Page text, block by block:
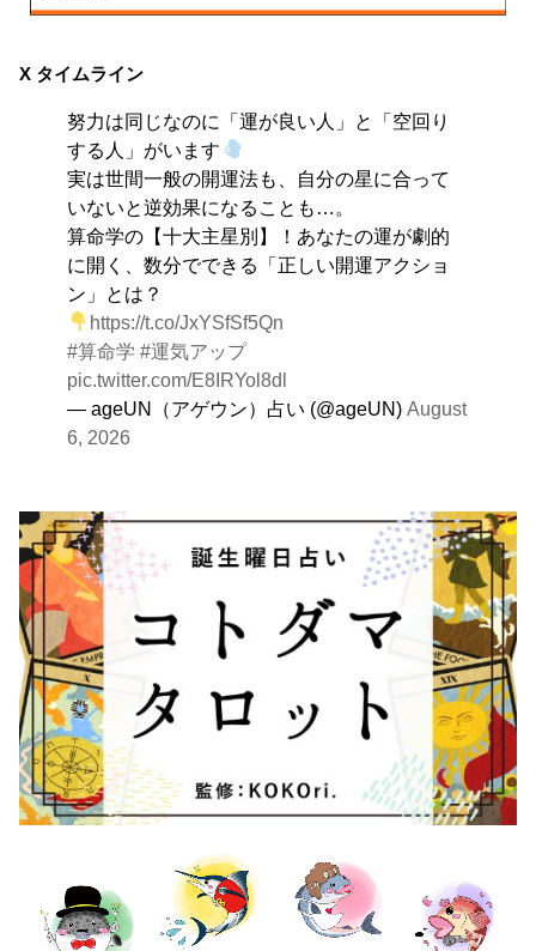
興味のある分野で、熟練を志す日。なんとなくではな
す。
X タイムライン
努力は同じなのに「運が良い人」と「空回り
する人」がいます
実は世間一般の開運法も、自分の星に合って
いないと逆効果になることも…。
算命学の【十大主星別】！あなたの運が劇的
に開く、数分でできる「正しい開運アクショ
ン」とは？
https://t.co/JxYSfSf5Qn
#算命学 #運気アップ
pic.twitter.com/E8IRYol8dl
— ageUN（アゲウン）占い (@ageUN)August
6, 2026